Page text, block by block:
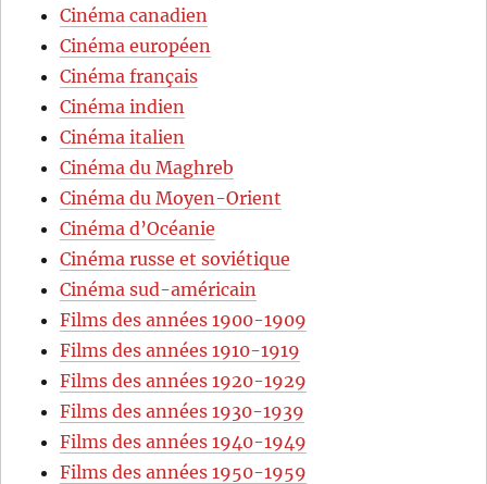
Cinéma canadien
Cinéma européen
Cinéma français
Cinéma indien
Cinéma italien
Cinéma du Maghreb
Cinéma du Moyen-Orient
Cinéma d’Océanie
Cinéma russe et soviétique
Cinéma sud-américain
Films des années 1900-1909
Films des années 1910-1919
Films des années 1920-1929
Films des années 1930-1939
Films des années 1940-1949
Films des années 1950-1959